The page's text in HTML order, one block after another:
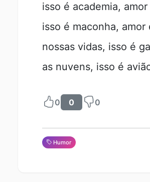
isso é academia,
isso é maconha,
nossas vidas, isso é
as nuvens, isso é
0 0 0
Humor